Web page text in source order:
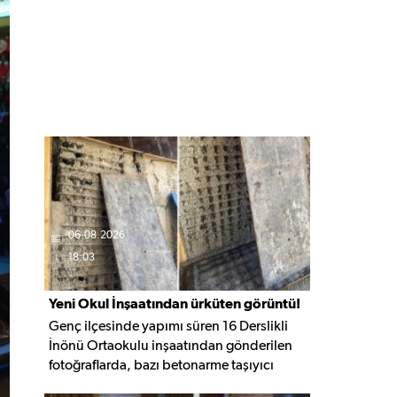
06.08.2026
18:03
Yeni Okul İnşaatından ürküten görüntü!
Genç ilçesinde yapımı süren 16 Derslikli
İnönü Ortaokulu inşaatından gönderilen
fotoğraflarda, bazı betonarme taşıyıcı